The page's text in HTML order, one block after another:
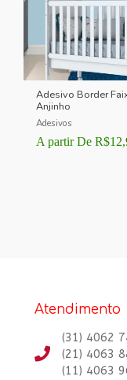
Adesivo Border
Anjinho
Adesivos
A partir De R$
Atendimento
(31) 4062
(21) 4063
(11) 4063